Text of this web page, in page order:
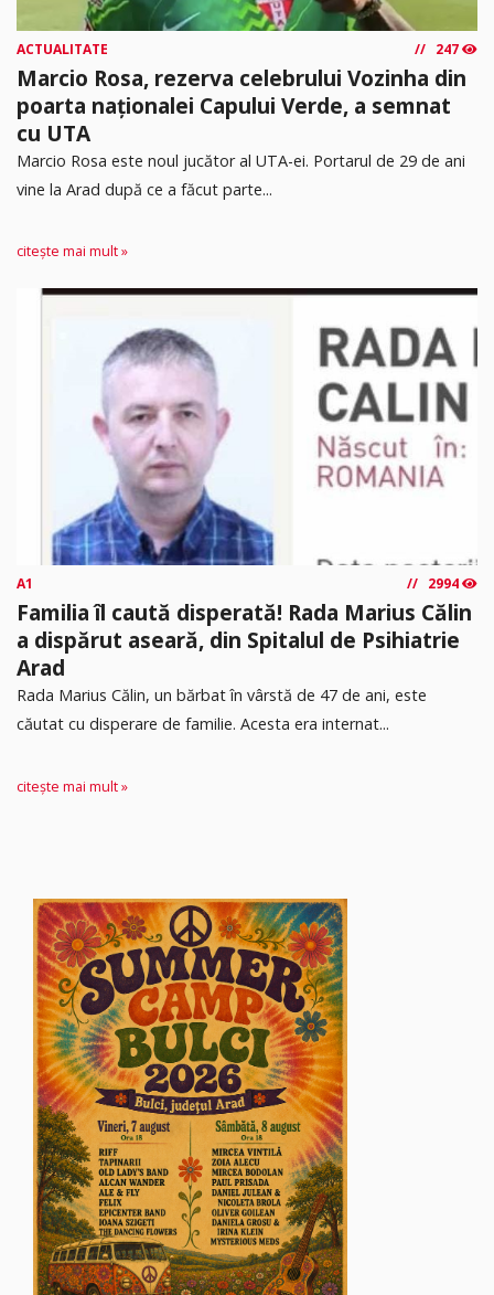
ACTUALITATE 247
Marcio Rosa, rezerva celebrului Vozinha din
poarta naționalei Capului Verde, a semnat
cu UTA
Marcio Rosa este noul jucător al UTA-ei. Portarul de 29 de ani
vine la Arad după ce a făcut parte...
citește mai mult »
A1 2994
Familia îl caută disperată! Rada Marius Călin
a dispărut aseară, din Spitalul de Psihiatrie
Arad
Rada Marius Călin, un bărbat în vârstă de 47 de ani, este
căutat cu disperare de familie. Acesta era internat...
citește mai mult »